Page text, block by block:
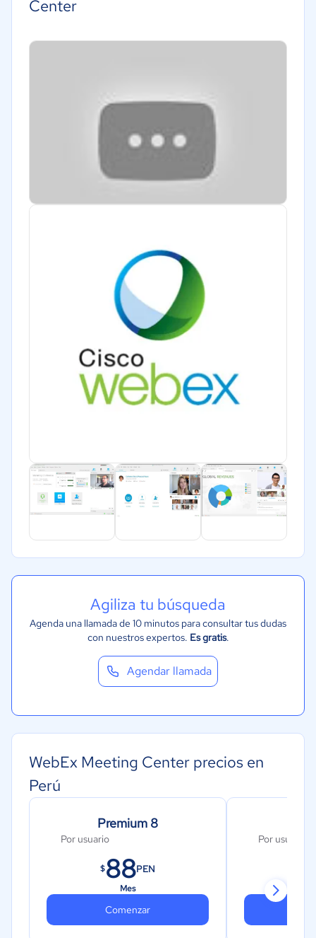
Center
Agiliza tu búsqueda
Agenda una llamada de 10 minutos para consultar tus dudas
con nuestros expertos. Es gratis.
Agendar llamada
WebEx Meeting Center precios en
Perú
Premium 8
Por usuario
$88PEN
Mes
Comenzar
Por usuario